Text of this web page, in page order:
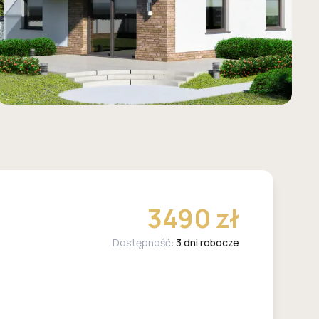
3490 zł
Dostępność: 3 dni robocze